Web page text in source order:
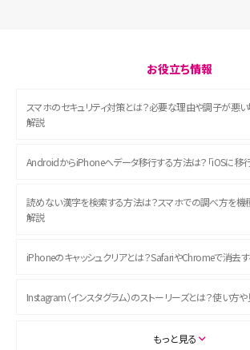
お役立ち情報
スマホのセキュリティ対策とは？必要な理由や調子が悪
解説
AndroidからiPhoneへデータ移行する方法は？「iOSに移
読めない漢字を検索する方法は？スマホでの調べ方を機
解説
iPhoneのキャッシュクリアとは？SafariやChromeで消去
Instagram（インスタグラム）のストーリーズとは？使い方
ASMRとは？初心者向けの代表ジャンルや楽しみ方を解説
もっと見る